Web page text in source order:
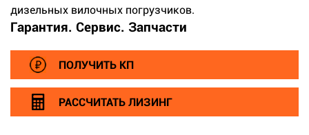
дизельных вилочных погрузчиков.
Гарантия. Сервис. Запчасти
ПОЛУЧИТЬ КП
РАССЧИТАТЬ ЛИЗИНГ